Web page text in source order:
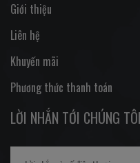
Giới thiệu
Liên hệ
Khuyến mãi
Phương thức thanh toán
LỜI NHẮN TỚI CHÚNG TÔI